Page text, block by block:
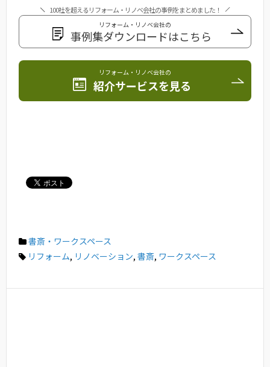
100社を超えるリフォーム・リノベ会社の事例をまとめました！
リフォーム・リノベ会社の
事例集ダウンロードはこちら
リフォーム・リノベ会社の
紹介サービスを見る
書斎・ワークスペース
リフォーム, リノベーション, 書斎, ワークスペース